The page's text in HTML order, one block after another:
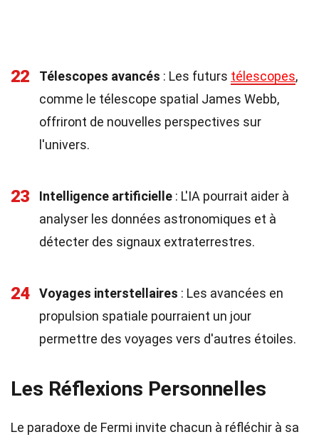
22 Télescopes avancés : Les futurs télescopes,
comme le télescope spatial James Webb,
offriront de nouvelles perspectives sur
l'univers.
23 Intelligence artificielle : L'IA pourrait aider à
analyser les données astronomiques et à
détecter des signaux extraterrestres.
24 Voyages interstellaires : Les avancées en
propulsion spatiale pourraient un jour
permettre des voyages vers d'autres étoiles.
Les Réflexions Personnelles
Le paradoxe de Fermi invite chacun à réfléchir à sa